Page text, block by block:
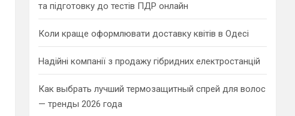
та підготовку до тестів ПДР онлайн
Коли краще оформлювати доставку квітів в Одесі
Надійні компанії з продажу гібридних електростанцій
Как выбрать лучший термозащитный спрей для волос
— тренды 2026 года